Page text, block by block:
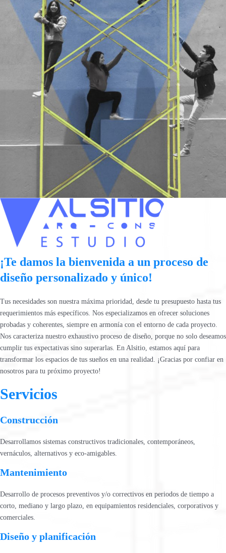
¡Te damos la bienvenida a un proceso de
diseño personalizado y único!
Tus necesidades son nuestra máxima prioridad, desde tu presupuesto hasta tus
requerimientos más específicos. Nos especializamos en ofrecer soluciones
probadas y coherentes, siempre en armonía con el entorno de cada proyecto.
Nos caracteriza nuestro exhaustivo proceso de diseño, porque no solo deseamos
cumplir tus expectativas sino superarlas. En Alsitio, estamos aquí para
transformar los espacios de tus sueños en una realidad. ¡Gracias por confiar en
nosotros para tu próximo proyecto!
Servicios
Construcción
Desarrollamos sistemas constructivos tradicionales, contemporáneos,
vernáculos, alternativos y eco-amigables.
Mantenimiento
Desarrollo de procesos preventivos y/o correctivos en periodos de tiempo a
corto, mediano y largo plazo, en equipamientos residenciales, corporativos y
comerciales.
Diseño y planificación